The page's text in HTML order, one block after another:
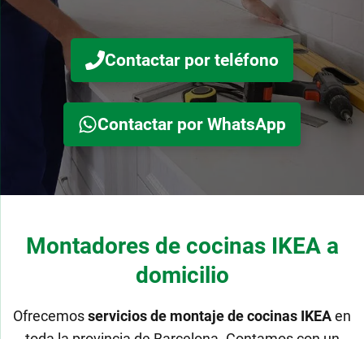
Contactar por teléfono
Contactar por WhatsApp
Montadores de cocinas IKEA a
domicilio
Ofrecemosservicios de montaje de cocinas IKEAen